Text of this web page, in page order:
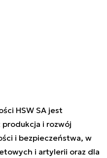
HSW SA jest
i rozwój
i bezpieczeństwa, w
i artylerii oraz dla